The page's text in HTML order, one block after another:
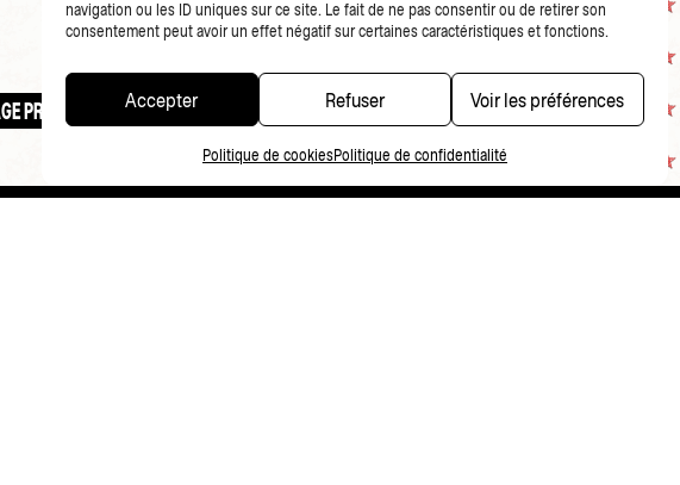
navigation ou les ID uniques sur ce site. Le fait de ne pas consentir ou de retirer son
consentement peut avoir un effet négatif sur certaines caractéristiques et fonctions.
Accepter Refuser Voir les préférences
Politique de cookiesPolitique de confidentialité
PRÉCÉDENTE